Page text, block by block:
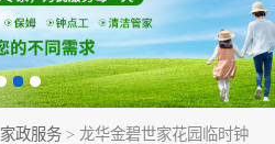
家政服务 > 龙华金碧世家花园临时钟
家政服务